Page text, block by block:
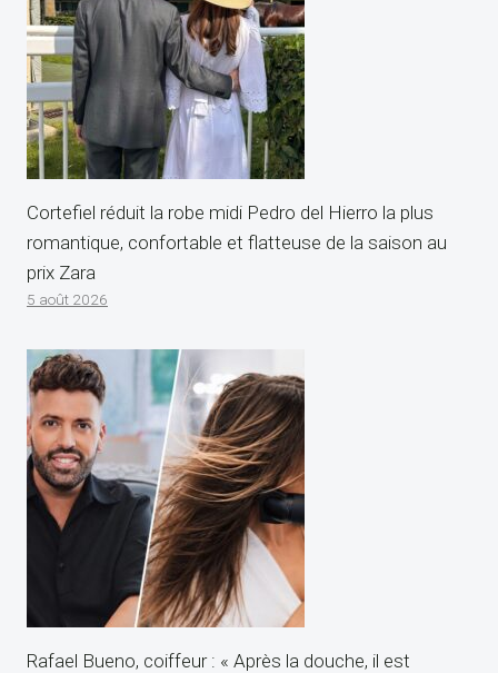
Cortefiel réduit la robe midi Pedro del Hierro la plus
romantique, confortable et flatteuse de la saison au
prix Zara
5 août 2026
Rafael Bueno, coiffeur : « Après la douche, il est